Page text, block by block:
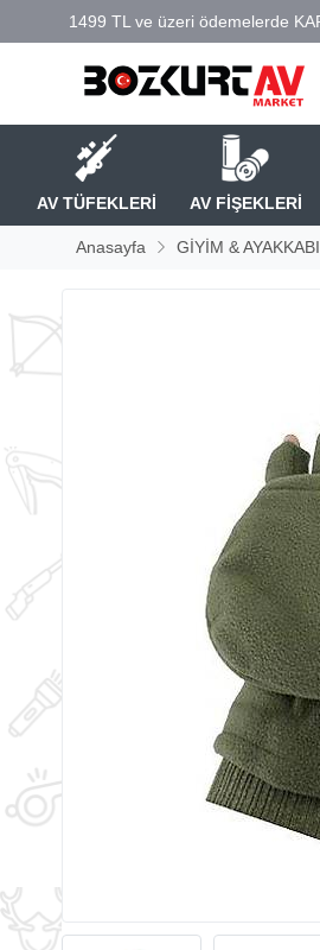
AV TÜFEKLERİ AV FİŞEKLERİ
Anasayfa GİYİM & AYAKKABI